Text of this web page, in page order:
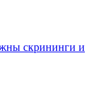
скрининги и